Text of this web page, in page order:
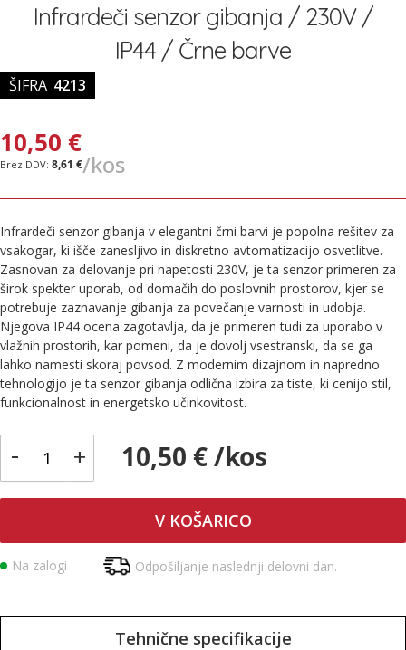
začetekInfrardeči senzor gibanja / 230V /
IP44 / Črne barve
ŠIFRA 4213
10,50 €
8,61 €/kos
Infrardeči senzor gibanja v elegantni črni barvi je popolna rešitev za
vsakogar, ki išče zanesljivo in diskretno avtomatizacijo osvetlitve.
Zasnovan za delovanje pri napetosti 230V, je ta senzor primeren za
širok spekter uporab, od domačih do poslovnih prostorov, kjer se
potrebuje zaznavanje gibanja za povečanje varnosti in udobja.
Njegova IP44 ocena zagotavlja, da je primeren tudi za uporabo v
vlažnih prostorih, kar pomeni, da je dovolj vsestranski, da se ga
lahko namesti skoraj povsod. Z modernim dizajnom in napredno
tehnologijo je ta senzor gibanja odlična izbira za tiste, ki cenijo stil,
funkcionalnost in energetsko učinkovitost.
- + 10,50 € /kos
V KOŠARICO
Na zalogi Odpošiljanje naslednji delovni dan.
Tehnične specifikacije